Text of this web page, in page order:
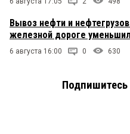
Вывоз нефти и
железной дороге
6 августа 16:00 0 630
Подпишитесь